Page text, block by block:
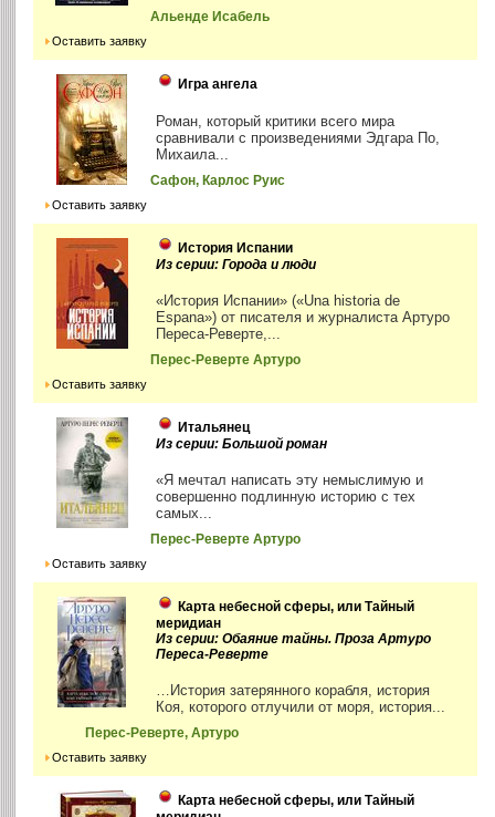
Альенде Исабель
Оставить заявку
Игра ангела
Роман, который критики всего мира
сравнивали с произведениями Эдгара По,
Михаила...
Сафон, Карлос Руис
Оставить заявку
История Испании
Из серии: Города и люди
«История Испании» («Una historia de
Espana») от писателя и журналиста Артуро
Переса-Реверте,...
Перес-Реверте Артуро
Оставить заявку
Итальянец
Из серии: Большой роман
«Я мечтал написать эту немыслимую и
совершенно подлинную историю с тех
самых...
Перес-Реверте Артуро
Оставить заявку
Карта небесной сферы, или Тайный
меридиан
Из серии: Обаяние тайны. Проза Артуро
Переса-Реверте
…История затерянного корабля, история
Коя, которого отлучили от моря, история...
Перес-Реверте, Артуро
Оставить заявку
Карта небесной сферы, или Тайный